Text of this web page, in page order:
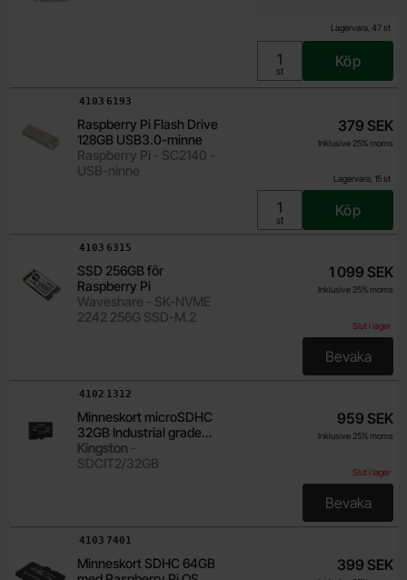
Lagervara, 47 st
Enhet:
st
Köp
Raspberry Pi Flash Drive
128GB USB3.0-minne
Raspberry Pi - SC2140 -
USB-ninne
Art. nr
4103 6193
Lagervara, 15 st
379 SEK
Inklusive 25% moms
Enhet:
st
Köp
SSD 256GB för
Raspberry Pi
Waveshare - SK-NVME
2242 256G SSD-M.2
Art. nr
4103 6315
Slut i lager
1 099 SEK
Inklusive 25% moms
Bevaka
, SSD
Minneskort microSDHC
32GB Industrial grade
Kingston
Kingston -
SDCIT2/32GB
Art. nr
4102 1312
Slut i lager
959 SEK
Inklusive 25% moms
Bevaka
,
Minneskort SDHC 64GB
Art. nr
4103 7401
399 SEK